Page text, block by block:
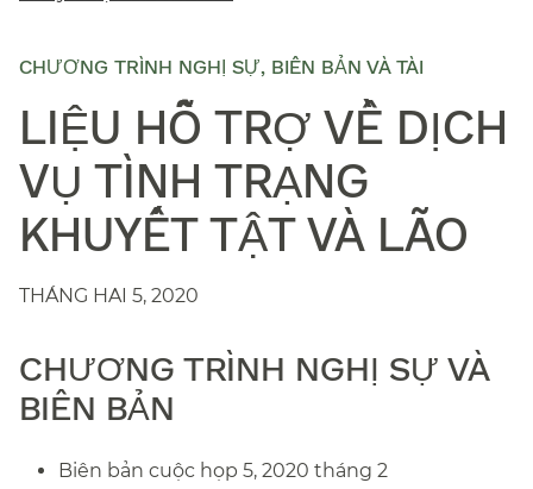
CHƯƠNG TRÌNH NGHỊ SỰ, BIÊN BẢN VÀ TÀI
LIỆU HỖ TRỢ VỀ DỊCH
VỤ TÌNH TRẠNG
KHUYẾT TẬT VÀ LÃO​​
THÁNG HAI 5, 2020​​
CHƯƠNG TRÌNH NGHỊ SỰ VÀ
BIÊN BẢN​​
Biên bản cuộc họp 5, 2020 tháng 2​​